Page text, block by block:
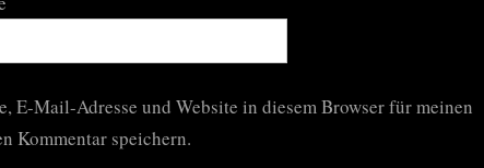
E-Mail-Adresse und Website in diesem Browser für meinen
Kommentar speichern.